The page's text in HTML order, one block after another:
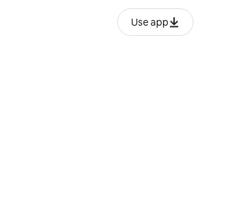
Use app